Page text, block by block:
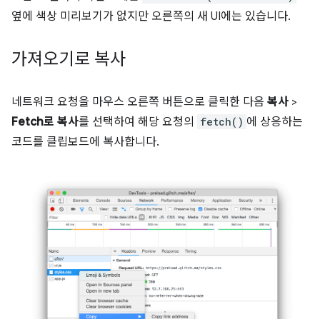
옆에 색상 미리보기가 없지만 오른쪽의 새 UI에는 있습니다.
가져오기로 복사
네트워크 요청을 마우스 오른쪽 버튼으로 클릭한 다음 복사 >
Fetch로 복사를 선택하여 해당 요청의 fetch() 에 상응하는
코드를 클립보드에 복사합니다.